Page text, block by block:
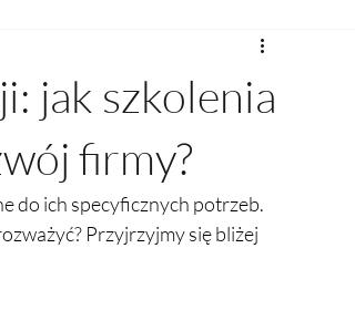
jak szkolenia
firmy?
do ich specyficznych potrzeb.
Przyjrzyjmy się bliżej